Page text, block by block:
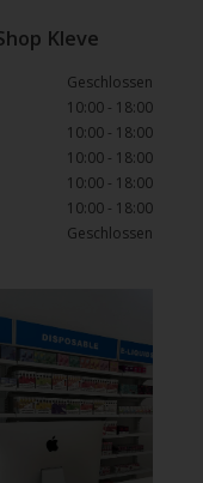
Kleve
Geschlossen
10:00 - 18:00
10:00 - 18:00
10:00 - 18:00
10:00 - 18:00
10:00 - 18:00
Geschlossen